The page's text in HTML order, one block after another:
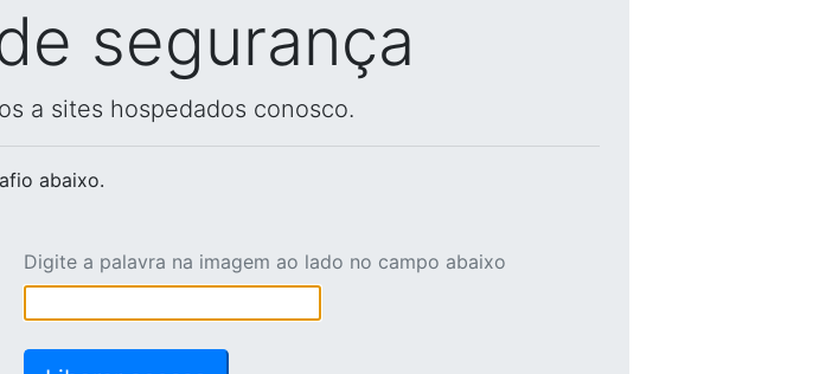
segurança
a sites hospedados conosco.
abaixo.
Digite a palavra na imagem ao lado no campo abaixo